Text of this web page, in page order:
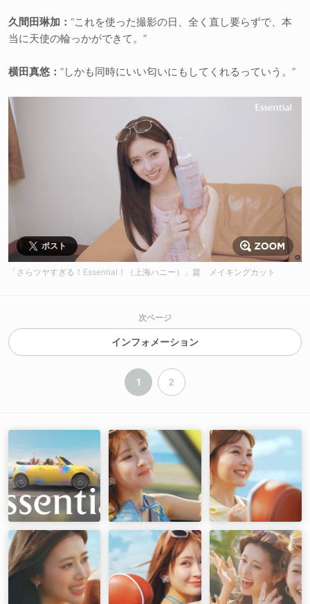
久間田琳加： “これを使った撮影の日、全く直し要らずで、本
当に天使の輪っかができて。”
横田真悠： “しかも同時にいい匂いにもしてくれるっていう。”
ポスト
「さらツヤすぎる！Essential！（上海ハニー）」篇 メイキングカット
次ページ
インフォメーション
1 2